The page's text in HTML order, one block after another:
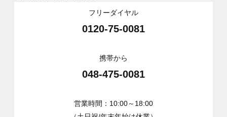
フリーダイヤル
0120-75-0081
携帯から
048-475-0081
営業時間：10:00～18:00